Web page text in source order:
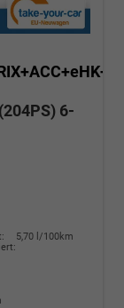
6-
5,70 l/100km